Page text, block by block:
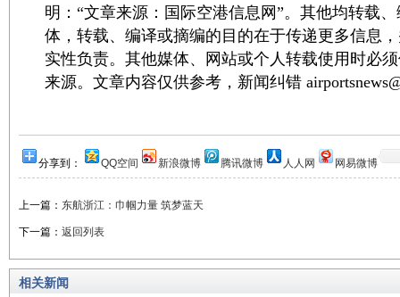
明：“文章来源：国际空港信息网”。其他均转载
体，转载、编译或摘编的目的在于传递更多信息
实性负责。其他媒体、网站或个人转载使用时必
来源。文章内容仅供参考，新闻纠错
分享到： QQ空间 新浪微博 腾讯微博 人人网 网易微博
上一篇： 东航浙江：巾帼力量 筑梦蓝天
下一篇： 返回列表
相关新闻